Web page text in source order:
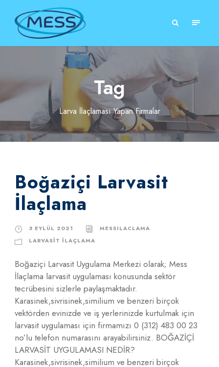
Tag
Larva İlaçlaması Yapan Firmalar
Boğaziçi Larvasit
İlaçlama
3 EYLÜL 2021
MESSILACLAMA
LARVASIT İLAÇLAMA
Boğaziçi Larvasit Uygulama Merkezi olarak; Mess
İlaçlama larvasit uygulaması konusunda sektör
tecrübesini sizlerle paylaşmaktadır.
Karasinek,sivrisinek,similium ve benzeri birçok
vektörden evinizde ve iş yerlerinizde kurtulmak için
larvasit uygulaması için firmamızı 0 (312) 483 00 23
no’lu telefon numarasını arayabilirsiniz. BOĞAZİÇİ
LARVASİT UYGULAMASI NEDİR?
Karasinek,sivrisinek,similium ve benzeri birçok